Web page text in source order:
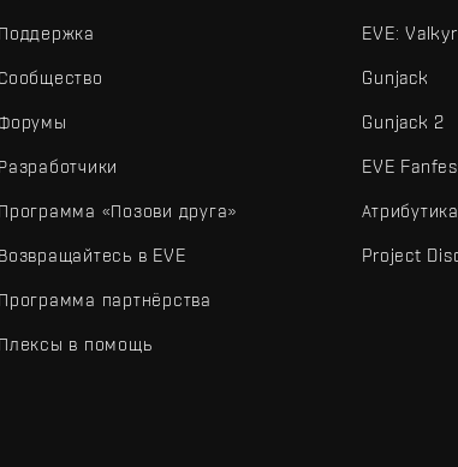
Поддержка
Сообщество
Форумы
Разработчики
Программа «Позови друга»
Возвращайтесь в EVE
Программа партнёрства
Плексы в помощь
EVE:
Gunjack
Gunjack 2
EVE
Project